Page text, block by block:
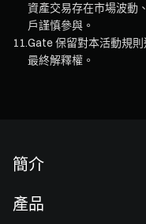
資產交易存在市場波動
戶謹慎參與。
11.Gate 保留對本活動規
最終解釋權。
簡介
產品